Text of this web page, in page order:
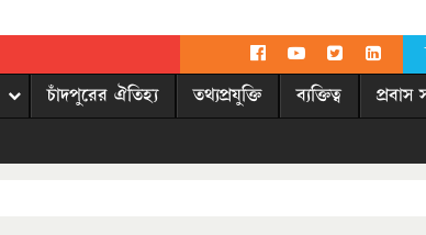
চাঁদপুরের ঐতিহ্য তথ্যপ্রযুক্তি ব্যক্তিত্ব প্রবাস